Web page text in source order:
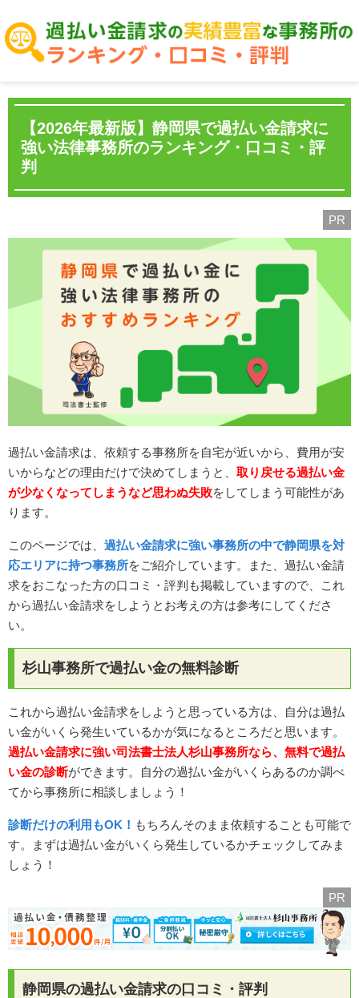
【2026年最新版】静岡県で過払い金請求に
強い法律事務所のランキング・口コミ・評
判
PR
過払い金請求は、依頼する事務所を自宅が近いから、費用が安
いからなどの理由だけで決めてしまうと、 取り戻せる過払い金
が少なくなってしまうなど思わぬ失敗をしてしまう可能性があ
ります。
このページでは、 過払い金請求に強い事務所の中で静岡県を対
応エリアに持つ事務所をご紹介しています。また、過払い金請
求をおこなった方の口コミ・評判も掲載していますので、これ
から過払い金請求をしようとお考えの方は参考にしてくださ
い。
杉山事務所で過払い金の無料診断
これから過払い金請求をしようと思っている方は、自分は過払
い金がいくら発生いているかが気になるところだと思います。
過払い金請求に強い司法書士法人杉山事務所なら、無料で過払
い金の診断ができます。自分の過払い金がいくらあるのか調べ
てから事務所に相談しましょう！
診断だけの利用もOK！ もちろんそのまま依頼することも可能で
す。まずは過払い金がいくら発生しているかチェックしてみま
しょう！
PR
静岡県の過払い金請求の口コミ・評判